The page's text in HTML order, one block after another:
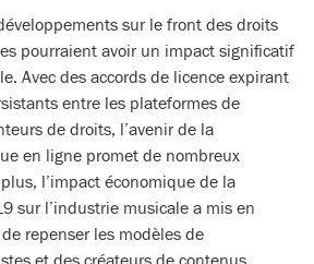
sur le front des droits
pourraient avoir un impact significatif
Avec des accords de licence expirant
entre les plateformes de
de droits, l’avenir de la
en ligne promet de nombreux
l’impact économique de la
sur l’industrie musicale a mis en
repenser les modèles de